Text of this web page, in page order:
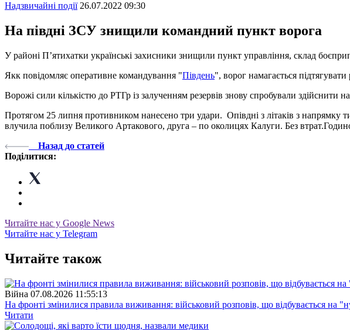
Надзвичайні події 26.07.2022 09:30
На півдні ЗСУ знищили командний пункт ворога
У районі П’ятихатки українські захисники знищили пункт управління, склад
Якк повідомляє оперативне командування "Південь", ворог намагається
Ворожі сили кількістю до РТГр із залученням резервів знову спробували здійснити
Протягом 25 липня противником нанесено три удари. Опівдні з літаків з напрямку
влучила поблизу Великого Артакового, друга – по околицях Калуги. Без
Назад до статей
Поділитися:
Читайте нас у Google News
Читайте нас у Telegram
Читайте також
Війна 07.08.2026 11:55:13
На фронті змінилися правила виживання: військовий розповів, що відбувається на
Читати